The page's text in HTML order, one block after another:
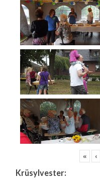
« ‹
Krüsylvester: